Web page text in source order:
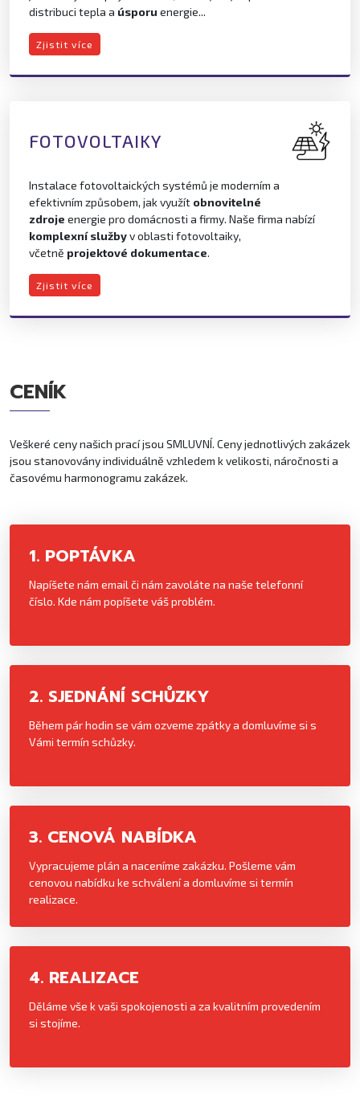
distribuci tepla a úsporu energie...
Zjistit více
FOTOVOLTAIKY
Instalace fotovoltaických systémů je moderním a
efektivním způsobem, jak využít obnovitelné
zdroje energie pro domácnosti a firmy. Naše firma nabízí
komplexní službyv oblasti fotovoltaiky,
včetně projektové dokumentace.
Zjistit více
CENÍK
Veškeré ceny našich prací jsou SMLUVNÍ. Ceny jednotlivých zakázek
jsou stanovovány individuálně vzhledem k velikosti, náročnosti a
časovému harmonogramu zakázek.
1. POPTÁVKA
Napíšete nám email či nám zavoláte na naše telefonní
číslo. Kde nám popíšete váš problém.
2. SJEDNÁNÍ SCHŮZKY
Během pár hodin se vám ozveme zpátky a domluvíme si s
Vámi termín schůzky.
3. CENOVÁ NABÍDKA
Vypracujeme plán a naceníme zakázku. Pošleme vám
cenovou nabídku ke schválení a domluvíme si termín
realizace.
4. REALIZACE
Děláme vše k vaši spokojenosti a za kvalitním provedením
si stojíme.